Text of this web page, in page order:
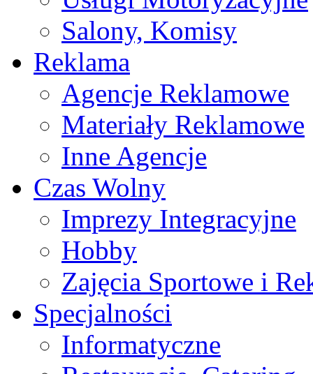
Salony, Komisy
Reklama
Agencje Reklamowe
Materiały Reklamowe
Inne Agencje
Czas Wolny
Imprezy Integracyjne
Hobby
Zajęcia Sportowe i
Specjalności
Informatyczne